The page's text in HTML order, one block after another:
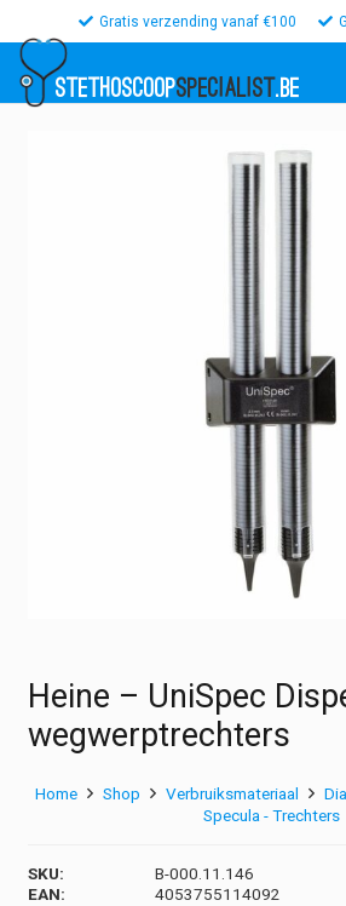
Gratis verzending vanaf €100
STETHOSCOOPSPECIALIST.BE
Heine – UniSpec
wegwerptrechters
Home Shop Verbruiksmateriaal
Specula - Trechters
SKU:
B-000.11.146
EAN:
4053755114092